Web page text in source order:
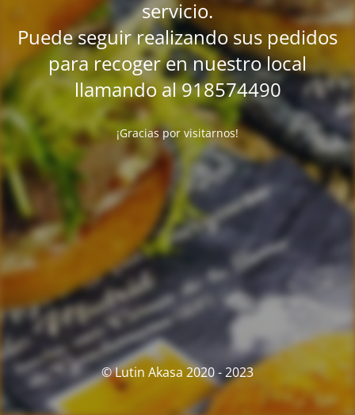
servicio.
Puede seguir realizando sus pedidos
para recoger en nuestro local
llamando al 918574490
¡Gracias por visitarnos!
© Lutin Akasa 2020 - 2023